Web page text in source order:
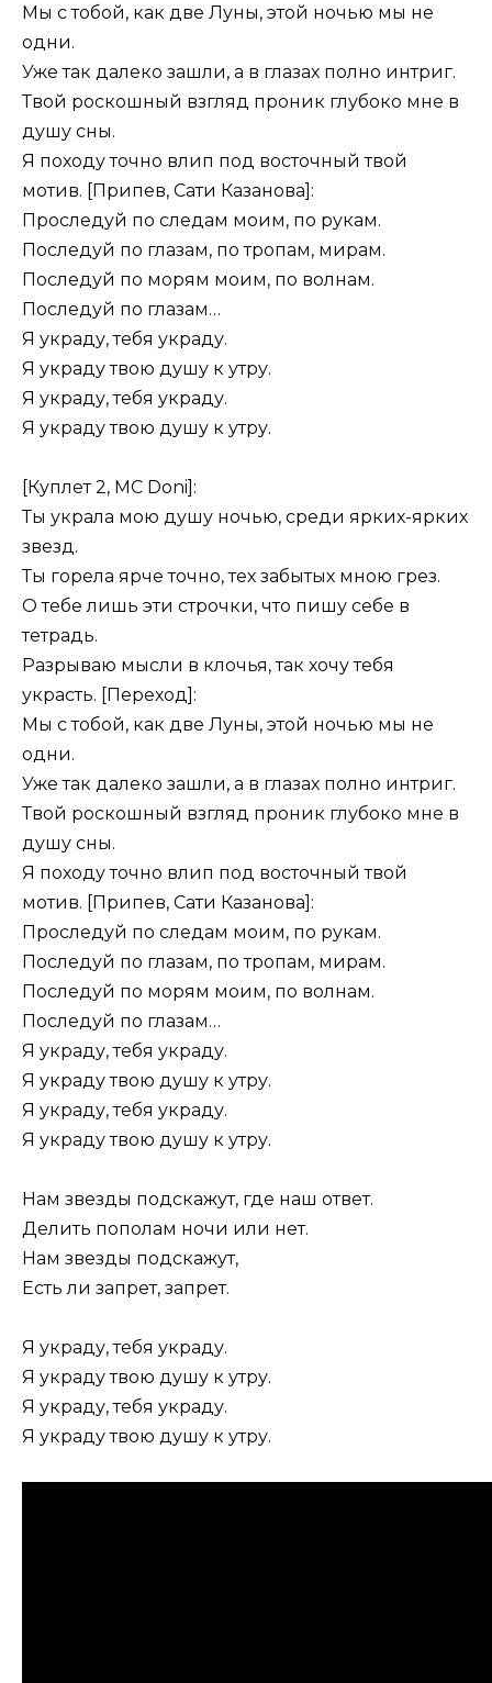
Мы с тобой, как две Луны, этой ночью мы не
одни.
Уже так далеко зашли, а в глазах полно интриг.
Твой роскошный взгляд проник глубоко мне в
душу сны.
Я походу точно влип под восточный твой
мотив. [Припев, Сати Казанова]:
Проследуй по следам моим, по рукам.
Последуй по глазам, по тропам, мирам.
Последуй по морям моим, по волнам.
Последуй по глазам…
Я украду, тебя украду.
Я украду твою душу к утру.
Я украду, тебя украду.
Я украду твою душу к утру.
[Куплет 2, MC Doni]:
Ты украла мою душу ночью, среди ярких-ярких
звезд.
Ты горела ярче точно, тех забытых мною грез.
О тебе лишь эти строчки, что пишу себе в
тетрадь.
Разрываю мысли в клочья, так хочу тебя
украсть. [Переход]:
Мы с тобой, как две Луны, этой ночью мы не
одни.
Уже так далеко зашли, а в глазах полно интриг.
Твой роскошный взгляд проник глубоко мне в
душу сны.
Я походу точно влип под восточный твой
мотив. [Припев, Сати Казанова]:
Проследуй по следам моим, по рукам.
Последуй по глазам, по тропам, мирам.
Последуй по морям моим, по волнам.
Последуй по глазам…
Я украду, тебя украду.
Я украду твою душу к утру.
Я украду, тебя украду.
Я украду твою душу к утру.
Нам звезды подскажут, где наш ответ.
Делить пополам ночи или нет.
Нам звезды подскажут,
Есть ли запрет, запрет.
Я украду, тебя украду.
Я украду твою душу к утру.
Я украду, тебя украду.
Я украду твою душу к утру.